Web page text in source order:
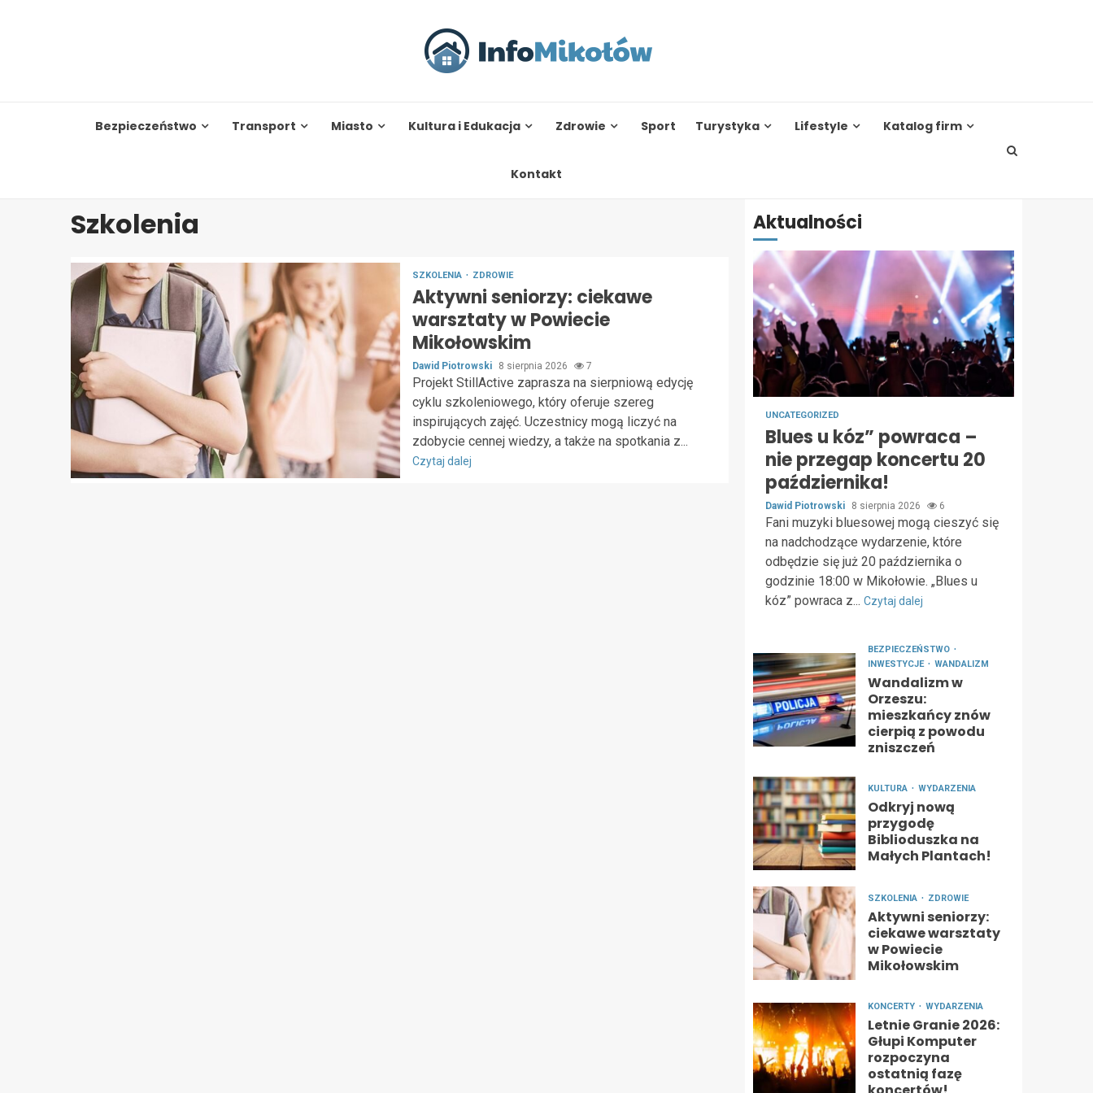
Bezpieczeństwo Transport Miasto Kultura i Edukacja Zdrowie Sport Turystyka Lifestyle Katalog firm
Kontakt
Szkolenia
SZKOLENIA ZDROWIE
Aktywni seniorzy: ciekawe
warsztaty w Powiecie
Mikołowskim
Dawid Piotrowski 8 sierpnia 2026 7
Projekt StillActive zaprasza na sierpniową edycję
cyklu szkoleniowego, który oferuje szereg
inspirujących zajęć. Uczestnicy mogą liczyć na
zdobycie cennej wiedzy, a także na spotkania z...
Czytaj dalej
Aktualności
UNCATEGORIZED
Blues u kóz” powraca –
nie przegap koncertu 20
października!
Dawid Piotrowski 8 sierpnia 2026 6
Fani muzyki bluesowej mogą cieszyć się
na nadchodzące wydarzenie, które
odbędzie się już 20 października o
godzinie 18:00 w Mikołowie. „Blues u
kóz” powraca z... Czytaj dalej
BEZPIECZEŃSTWO
INWESTYCJE
WANDALIZM
Wandalizm w
Orzeszu:
mieszkańcy znów
cierpią z powodu
zniszczeń
KULTURA WYDARZENIA
Odkryj nową
przygodę
Biblioduszka na
Małych Plantach!
SZKOLENIA ZDROWIE
Aktywni seniorzy:
ciekawe warsztaty
w Powiecie
Mikołowskim
KONCERTY WYDARZENIA
Letnie Granie 2026:
Głupi Komputer
rozpoczyna
ostatnią fazę